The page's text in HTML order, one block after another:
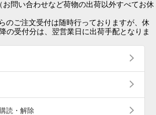
（お問い合わせなど荷物の出荷以外すべてお休
のご注文受付は随時行っておりますが、休
の受付分は、翌営業日に出荷手配となりま
読・解除